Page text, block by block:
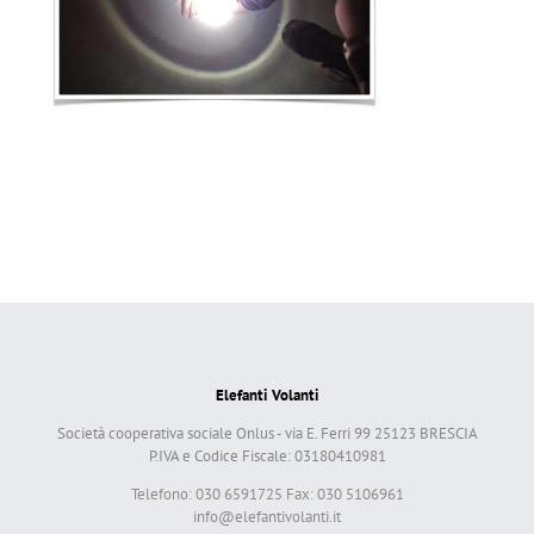
Elefanti Volanti
Società cooperativa sociale Onlus - via E. Ferri 99 25123 BRESCIA
P.IVA e Codice Fiscale: 03180410981
Telefono: 030 6591725 Fax: 030 5106961
info@elefantivolanti.it